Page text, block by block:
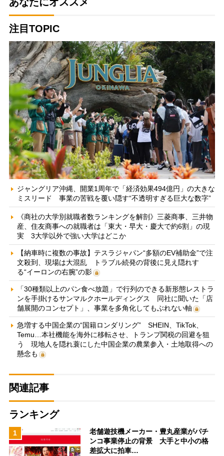
あなたにオススメ
注目TOPIC
ジャングリア沖縄、開業1周年で「経済効果494億円」の大きな
ミスリード 事業の苦戦を覆い隠す“不透明すぎる巨大な数字”
《商社の大学別就職者数ランキングを解剖》三菱商事、三井物
産、住友商事への就職者は「東大・早大・慶大で約6割」の現
実 3大学以外で強い大学はどこか
【納車時に複数の事故】テスラジャパン“多額のEV補助金”で注
文殺到、現場は大混乱 トラブル続発の背後に見え隠れす
る“イーロンの右腕”の影
「30種類以上のパン食べ放題」で行列のできる新形態レストラ
ンを手掛けるサンマルクホールディングス 同社に聞いた「店
舗展開のコンセプト」、事業を多角化してもぶれない軸
急増する中国企業の“国籍ロンダリング” SHEIN、TikTok、
Temu…本社機能を海外に移転させ、トランプ関税の回避を狙
う 現地人を隠れ蓑にした中国企業の農業参入・土地取得への
懸念も
関連記事
ランキング
1
老舗遊技機メーカー・豊丸産業がパチ
ンコ事業停止の背景 大手と中小の格
差拡大に拍車…